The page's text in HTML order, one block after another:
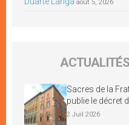
août 5, 2026
Sacres de la
publie le décret
2 Juil 2026